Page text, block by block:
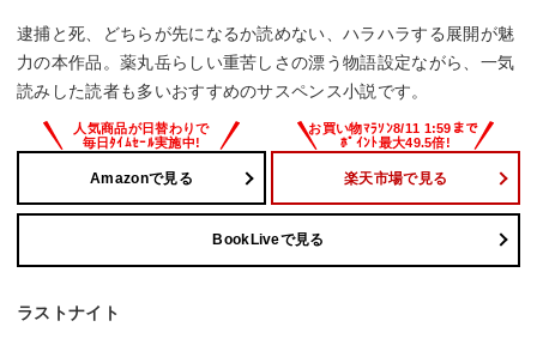
逮捕と死、どちらが先になるか読めない、ハラハラする展開が魅
力の本作品。薬丸岳らしい重苦しさの漂う物語設定ながら、一気
読みした読者も多いおすすめのサスペンス小説です。
Amazonで見る 楽天市場で見る
BookLiveで見る
ラストナイト